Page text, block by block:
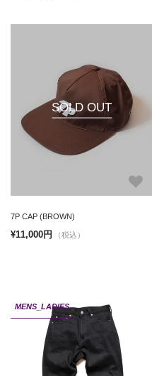
SOLD OUT
7P CAP (BROWN)
¥11,000円 （税込）
MENS_LADIES